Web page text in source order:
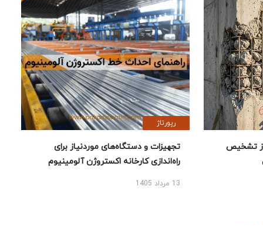
تشخیص
رپورتاژ
تجهیزات و دستگاه‌های موردنیاز برای
راه‌اندازی کارخانه اکستروژن آلومینیوم
13 مرداد 1405